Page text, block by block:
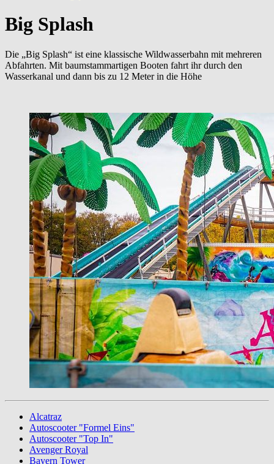
Big Splash
Die „Big Splash“ ist eine klassische Wildwasserbahn mit mehreren
Abfahrten. Mit baumstammartigen Booten fahrt ihr durch den
Wasserkanal und dann bis zu 12 Meter in die Höhe
Alcatraz
Autoscooter "Formel Eins"
Autoscooter "Top In"
Avenger Royal
Bayern Tower